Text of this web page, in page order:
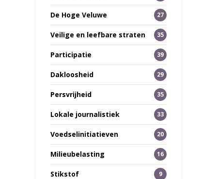
De Hoge Veluwe 27
Veilige en leefbare straten 35
Participatie 39
Dakloosheid 29
Persvrijheid 35
Lokale journalistiek 33
Voedselinitiatieven 20
Milieubelasting 16
Stikstof 9